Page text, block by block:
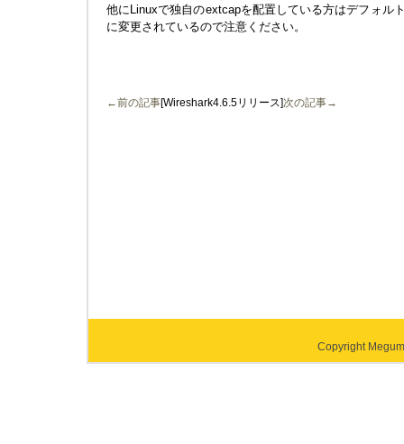
他にLinuxで独自のextcapを配置している方はデフォル
に変更されているので注意ください。
←前の記事[Wireshark4.6.5リリース]次の記事→
Copyright